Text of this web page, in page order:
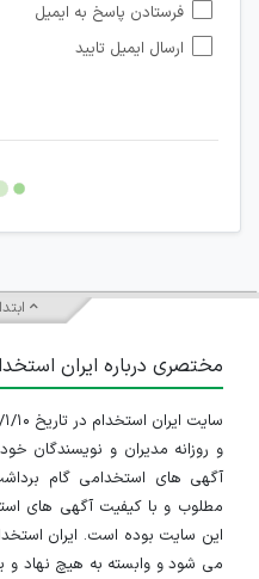
شبکه های مجازی ارتباطی می
امکان تأیید نظرات
هرگونه تحریک، تحقیر و
غیر مجاز می باشد.
امکان هماهنگی برای
فرستادن پاسخ به ایمیل
ارسال ایمیل تایید
مختصری درباره ایران
و روزانه مدیران و نویسندگان
آگهی های استخدامی گام
مطلوب و با کیفیت آگهی های
این سایت بوده است. ایران
می شود و وابسته به هیچ نهاد و